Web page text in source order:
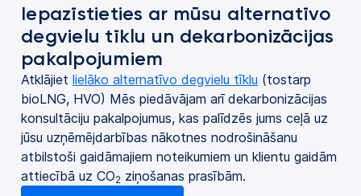
Iepazīstieties ar mūsu alternatīvo
degvielu tīklu un dekarbonizācijas
pakalpojumiem
Atklājiet lielāko alternatīvo degvielu tīklu (tostarp
bioLNG, HVO) Mēs piedāvājam arī dekarbonizācijas
konsultāciju pakalpojumus, kas palīdzēs jums ceļā uz
jūsu uzņēmējdarbības nākotnes nodrošināšanu
atbilstoši gaidāmajiem noteikumiem un klientu gaidām
attiecībā uz CO2 ziņošanas prasībām.